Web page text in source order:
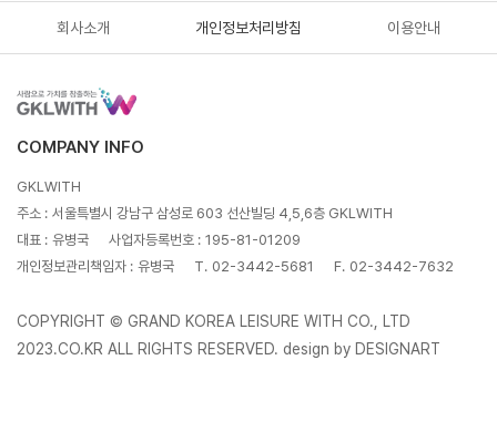
회사소개 개인정보처리방침 이용안내
COMPANY INFO
GKLWITH
주소 : 서울특별시 강남구 삼성로 603 선산빌딩 4,5,6층 GKLWITH
대표 : 유병국 사업자등록번호 : 195-81-01209
개인정보관리책임자 : 유병국 T. 02-3442-5681 F. 02-3442-7632
COPYRIGHT © GRAND KOREA LEISURE WITH CO., LTD
2023.CO.KR ALL RIGHTS RESERVED. design by DESIGNART